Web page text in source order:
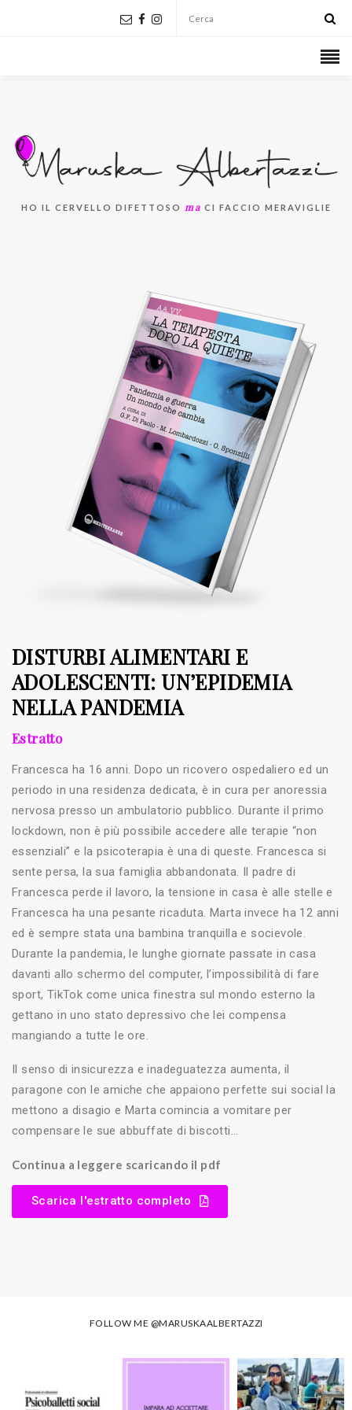
HO IL CERVELLO DIFETTOSO ma CI FACCIO MERAVIGLIE
DISTURBI ALIMENTARI E
ADOLESCENTI: UN’EPIDEMIA
NELLA PANDEMIA
Estratto
Francesca ha 16 anni. Dopo un ricovero ospedaliero ed un
periodo in una residenza dedicata, è in cura per anoressia
nervosa presso un ambulatorio pubblico. Durante il primo
lockdown, non è più possibile accedere alle terapie “non
essenziali” e la psicoterapia è una di queste. Francesca si
sente persa, la sua famiglia abbandonata. Il padre di
Francesca perde il lavoro, la tensione in casa è alle stelle e
Francesca ha una pesante ricaduta. Marta invece ha 12 anni
ed è sempre stata una bambina tranquilla e socievole.
Durante la pandemia, le lunghe giornate passate in casa
davanti allo schermo del computer, l’impossibilità di fare
sport, TikTok come unica finestra sul mondo esterno la
gettano in uno stato depressivo che lei compensa
mangiando a tutte le ore.
Il senso di insicurezza e inadeguatezza aumenta, il
paragone con le amiche che appaiono perfette sui social la
mettono a disagio e Marta comincia a vomitare per
compensare le sue abbuffate di biscotti…
Continua a leggere scaricando il pdf
Scarica l'estratto completo
FOLLOW ME @MARUSKAALBERTAZZI